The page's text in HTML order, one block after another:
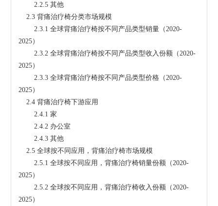
        2.2.5 其他
    2.3 背痛治疗椅分类市场规模
        2.3.1 全球背痛治疗椅按不同产品类型销量（2020-
2025）
        2.3.2 全球背痛治疗椅按不同产品类型收入份额（2020-
2025）
        2.3.3 全球背痛治疗椅按不同产品类型价格（2020-
2025）
    2.4 背痛治疗椅下游应用
        2.4.1 家
        2.4.2 办公室
        2.4.3 其他
    2.5 全球按不同应用，背痛治疗椅市场规模
        2.5.1 全球按不同应用，背痛治疗椅销量份额（2020-
2025）
        2.5.2 全球按不同应用，背痛治疗椅收入份额（2020-
2025）